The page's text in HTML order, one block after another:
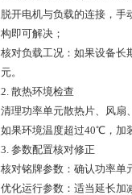
脱开电机与负载的连接，手
构即可解决；
核对负载工况：如果设备长
元。
2. 散热环境检查
清理功率单元散热片、风扇
如果环境温度超过40℃，加
3. 参数配置核对修正
核对铭牌参数：确认功率单
优化运行参数：适当延长加